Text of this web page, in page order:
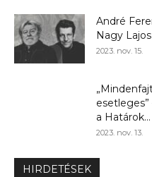
André
Nagy
2023. nov. 15.
a Határok...
2023. nov. 13.
HIRDETÉSEK